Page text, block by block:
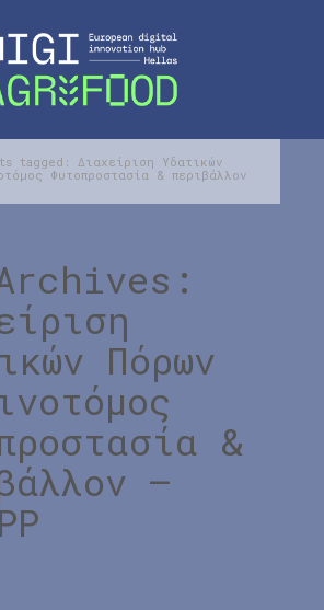
tagged: Διαχείριση Υδατικών
Φυτοπροστασία & περιβάλλον
Πόρων
&
–